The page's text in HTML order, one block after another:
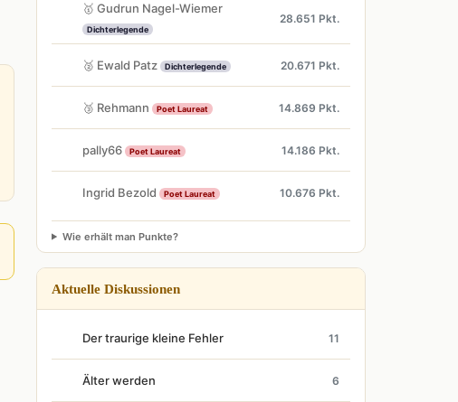
🥇 Gudrun Nagel-Wiemer
Dichterlegende
28.651 Pkt.
🥈 Ewald Patz Dichterlegende 20.671 Pkt.
🥉 Rehmann Poet Laureat 14.869 Pkt.
pally66 Poet Laureat 14.186 Pkt.
Ingrid Bezold Poet Laureat 10.676 Pkt.
Wie erhält man Punkte?
Aktuelle Diskussionen
Der traurige kleine Fehler 11
Älter werden 6